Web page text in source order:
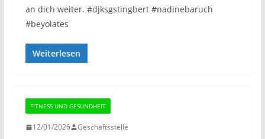
an dich weiter. #djksgstingbert #nadinebaruch
#beyolates
Weiterlesen
FITNESS UND GESUNDHEIT
12/01/2026 Geschäftsstelle